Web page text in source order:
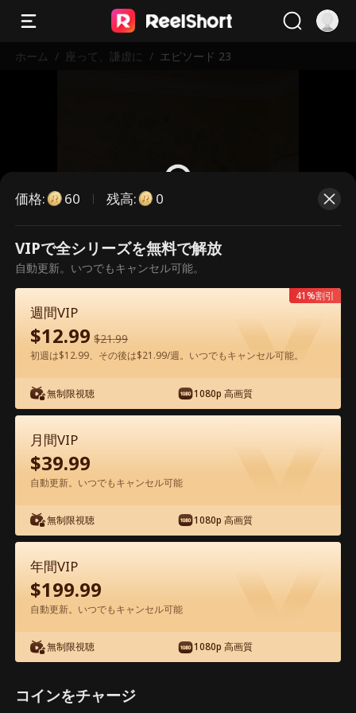
ホーム / 座って、謙虚に / エピソード 23
こちらは有料のエピソードです。視
聴いただくには解放が必要です。
アプリ内で無料視聴可能
エピソード23 - 座って、謙虚に 映画フ
ル
0-49 50-77
23 26
価格: 60 残高: 0
VIPで全シリーズを無料で解放
自動更新。いつでもキャンセル可能。
週間VIP
$12.99 $21.99
初週は$12.99、その後は$21.99/週。いつでもキャンセル可能。
無制限視聴 1080p 高画質
41%割引
月間VIP
$39.99
自動更新。いつでもキャンセル可能
無制限視聴 1080p 高画質
年間VIP
$199.99
自動更新。いつでもキャンセル可能
無制限視聴 1080p 高画質
コインをチャージ